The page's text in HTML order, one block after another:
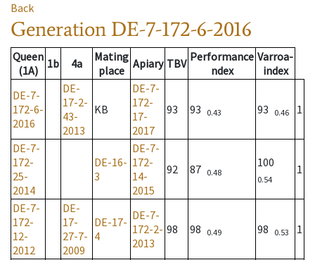
Back
Generation DE-7-172-6-2016
Queen
(1A)
1b 4a
Mating
place Apiary TBV Performance
ndex
Varroa-
index
DE-7-
172-6-
2016
DE-
17-2-
43-
2013
KB
DE-7-
172-
17-
2017
93 93 0.43 93 0.46 1
DE-7-
172-
25-
2014
DE-16-
3
DE-7-
172-
14-
2015
92 87 0.48
100
0.54
1
DE-7-
172-
12-
2012
DE-
17-
27-7-
2009
DE-17-
4
DE-7-
172-2-
2013
98 98 0.49 98 0.53 1